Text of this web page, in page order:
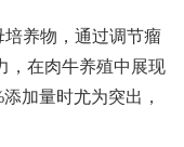
养物，通过调节瘤
，在肉牛养殖中展现
加量时尤为突出，